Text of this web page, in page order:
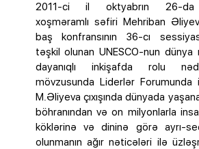
2011-ci il oktyabrın 26-da
xoşməramlı səfiri Mehriban
baş konfransının 36-cı
təşkil olunan UNESCO-nun
dayanıqlı inkişafda rolu
mövzusunda Liderlər Forumunda
M.Əliyeva çıxışında dünyada
böhranından və on milyonlarla
köklərinə və dininə görə ayrı-
olunmanın ağır nəticələri ilə